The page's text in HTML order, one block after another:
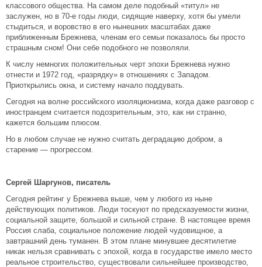
классового общества. На самом деле подобный «титул» не
заслужен, но в 70-е годы люди, сидящие наверху, хотя бы умели
стыдиться, и воровство в его нынешних масштабах даже
приближенным Брежнева, членам его семьи показалось бы просто
страшным сном! Они себе подобного не позволяли.
К числу немногих положительных черт эпохи Брежнева нужно
отнести и 1972 год, «разрядку» в отношениях с Западом.
Приоткрылись окна, и систему начало поддувать.
Сегодня на волне российского изоляционизма, когда даже разговор с
иностранцем считается подозрительным, это, как ни странно,
кажется большим плюсом.
Но в любом случае не нужно считать деградацию добром, а
старение — прогрессом.
Сергей Шаргунов, писатель
Сегодня рейтинг у Брежнева выше, чем у любого из ныне
действующих политиков. Люди тоскуют по предсказуемости жизни,
социальной защите, большой и сильной стране. В настоящее время
Россия слаба, социальное положение людей чудовищное, а
завтрашний день туманен. В этом плане минувшее десятилетие
никак нельзя сравнивать с эпохой, когда в государстве имело место
реальное строительство, существовали сильнейшее производство,